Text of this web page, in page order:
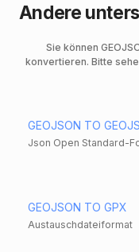
Andere
Sie können
konvertieren. Bitte
GEOJSON TO
Json Open Standard-
GEOJSON TO GPX
Austauschdateiformat